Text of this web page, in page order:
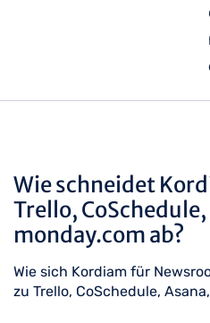
Wie schneidet
Trello,
monday.com ab?
Wie sich Kordiam für
zu Trello, CoSchedule,